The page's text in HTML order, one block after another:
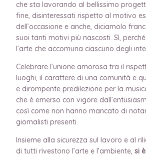
che sta lavorando al bellissimo
fine, disinteressati rispetto al motivo
dell’occasione e anche, diciamolo
suoi tanti motivi più nascosti. Sì,
l’arte che accomuna ciascuno degli
Celebrare l’unione amorosa tra il
luoghi, il carattere di una comunità e
e dirompente predilezione per la
che è emerso con vigore
così come non hanno mancato di
giornalisti presenti.
Insieme alla sicurezza sul lavoro e al
di tutti rivestono l’arte e l’ambiente, si